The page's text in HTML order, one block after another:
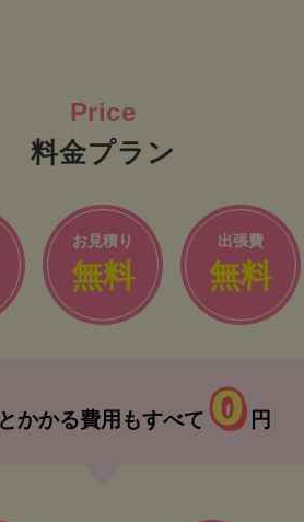
料金プラン
お見積り
無料
出張費
無料
かかる費用もすべて 0 円